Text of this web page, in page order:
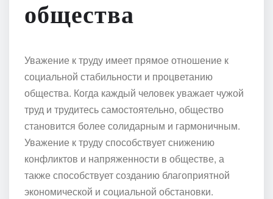
общества
Уважение к труду имеет прямое отношение к
социальной стабильности и процветанию
общества. Когда каждый человек уважает чужой
труд и трудитесь самостоятельно, общество
становится более солидарным и гармоничным.
Уважение к труду способствует снижению
конфликтов и напряженности в обществе, а
также способствует созданию благоприятной
экономической и социальной обстановки.